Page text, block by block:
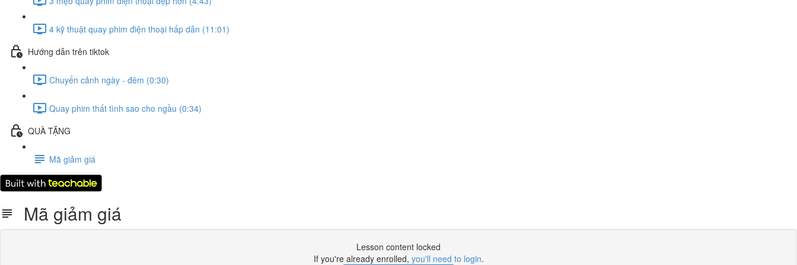
4 kỹ thuật quay phim điện thoại hấp dẫn (11:01)
Hướng dẫn trên tiktok
Chuyển cảnh ngày - đêm (0:30)
Quay phim thất tình sao cho ngầu (0:34)
QUÀ TẶNG
Mã giảm giá
Mã giảm giá
Lesson content locked
If you're already enrolled, you'll need to login.